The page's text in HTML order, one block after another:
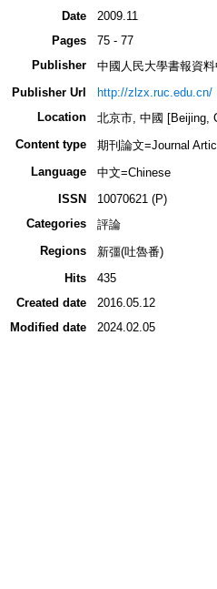
Date
2009.11
Pages
75 - 77
Publisher
中國人民大學書報資
Publisher Url
http://zlzx.ruc.edu.cn/
Location
北京市, 中國 [Beijing,
Content type
期刊論文=Journal
Language
中文=Chinese
ISSN
10070621 (P)
Categories
評論
Regions
新彊(吐魯番)
Hits
435
Created date
2016.05.12
Modified date
2024.02.05